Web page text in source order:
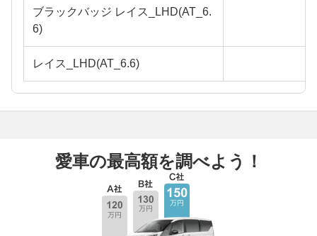
ブラックバッジ レイス_LHD(AT_6.
6)
レイス_LHD(AT_6.6)
愛車の最高額を調べよう！